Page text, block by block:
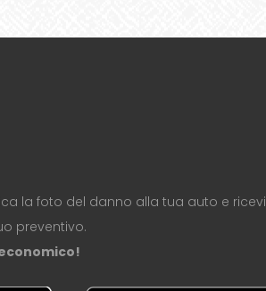
la foto del danno alla tua auto e ricevi
preventivo.